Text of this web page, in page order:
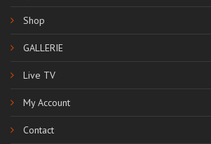
Shop
GALLERIE
Live TV
My Account
Contact